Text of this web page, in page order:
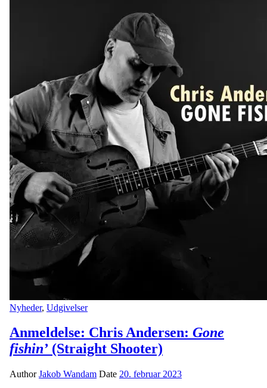
Nyheder, Udgivelser
Anmeldelse: Chris Andersen: Gone
fishin’ (Straight Shooter)
AuthorJakob Wandam Date 20. februar 2023